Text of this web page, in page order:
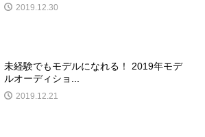
2019.12.30
未経験でもモデルになれる！ 2019年モデ
ルオーディショ...
2019.12.21